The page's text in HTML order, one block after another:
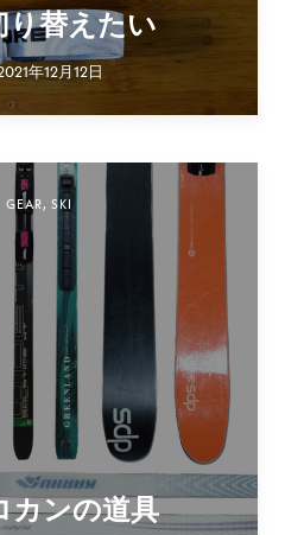
り替えたい
年12月12日
GEAR, SKI
カンの道具